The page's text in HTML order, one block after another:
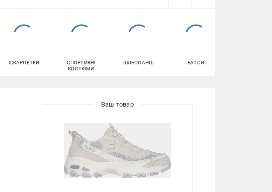
ШКАРПЕТКИ
СПОРТИВНІ
КОСТЮМИ
ШЛЬОПАНЦІ БУТСИ